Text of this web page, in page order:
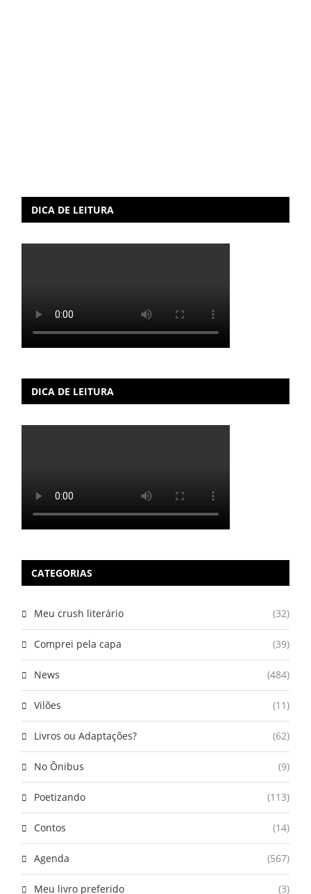
DICA DE LEITURA
DICA DE LEITURA
CATEGORIAS
Meu crush literário (32)
Comprei pela capa (39)
News (484)
Vilões (11)
Livros ou Adaptações? (62)
No Ônibus (9)
Poetizando (113)
Contos (14)
Agenda (567)
Meu livro preferido (3)